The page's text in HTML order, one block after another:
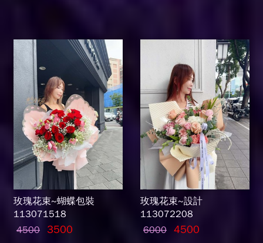
玫瑰花束~蝴蝶包裝
113071518
4500
3500
玫瑰花束~設計
113072208
6000 4500